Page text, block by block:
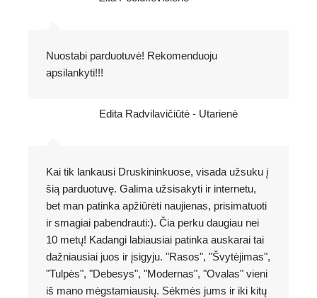
Nuostabi parduotuvė! Rekomenduoju
apsilankyti!!!
Edita Radvilavičiūtė - Utarienė
Kai tik lankausi Druskininkuose, visada užsuku į
šią parduotuvę. Galima užsisakyti ir internetu,
bet man patinka apžiūrėti naujienas, prisimatuoti
ir smagiai pabendrauti:). Čia perku daugiau nei
10 metų! Kadangi labiausiai patinka auskarai tai
dažniausiai juos ir įsigyju. "Rasos", "Švytėjimas",
"Tulpės", "Debesys", "Modernas", "Ovalas" vieni
iš mano mėgstamiausių. Sėkmės jums ir iki kitų